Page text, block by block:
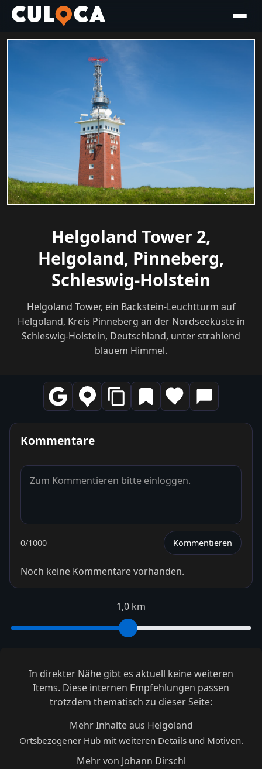
Helgoland Tower 2,
Helgoland, Pinneberg,
Schleswig-Holstein
Helgoland Tower, ein Backstein-Leuchtturm auf
Helgoland, Kreis Pinneberg an der Nordseeküste in
Schleswig-Holstein, Deutschland, unter strahlend
blauem Himmel.
Kommentare
0/1000 Kommentieren
Noch keine Kommentare vorhanden.
1,0 km
In direkter Nähe gibt es aktuell keine weiteren
Items. Diese internen Empfehlungen passen
trotzdem thematisch zu dieser Seite:
Mehr Inhalte aus Helgoland
Ortsbezogener Hub mit weiteren Details und Motiven.
Mehr von Johann Dirschl